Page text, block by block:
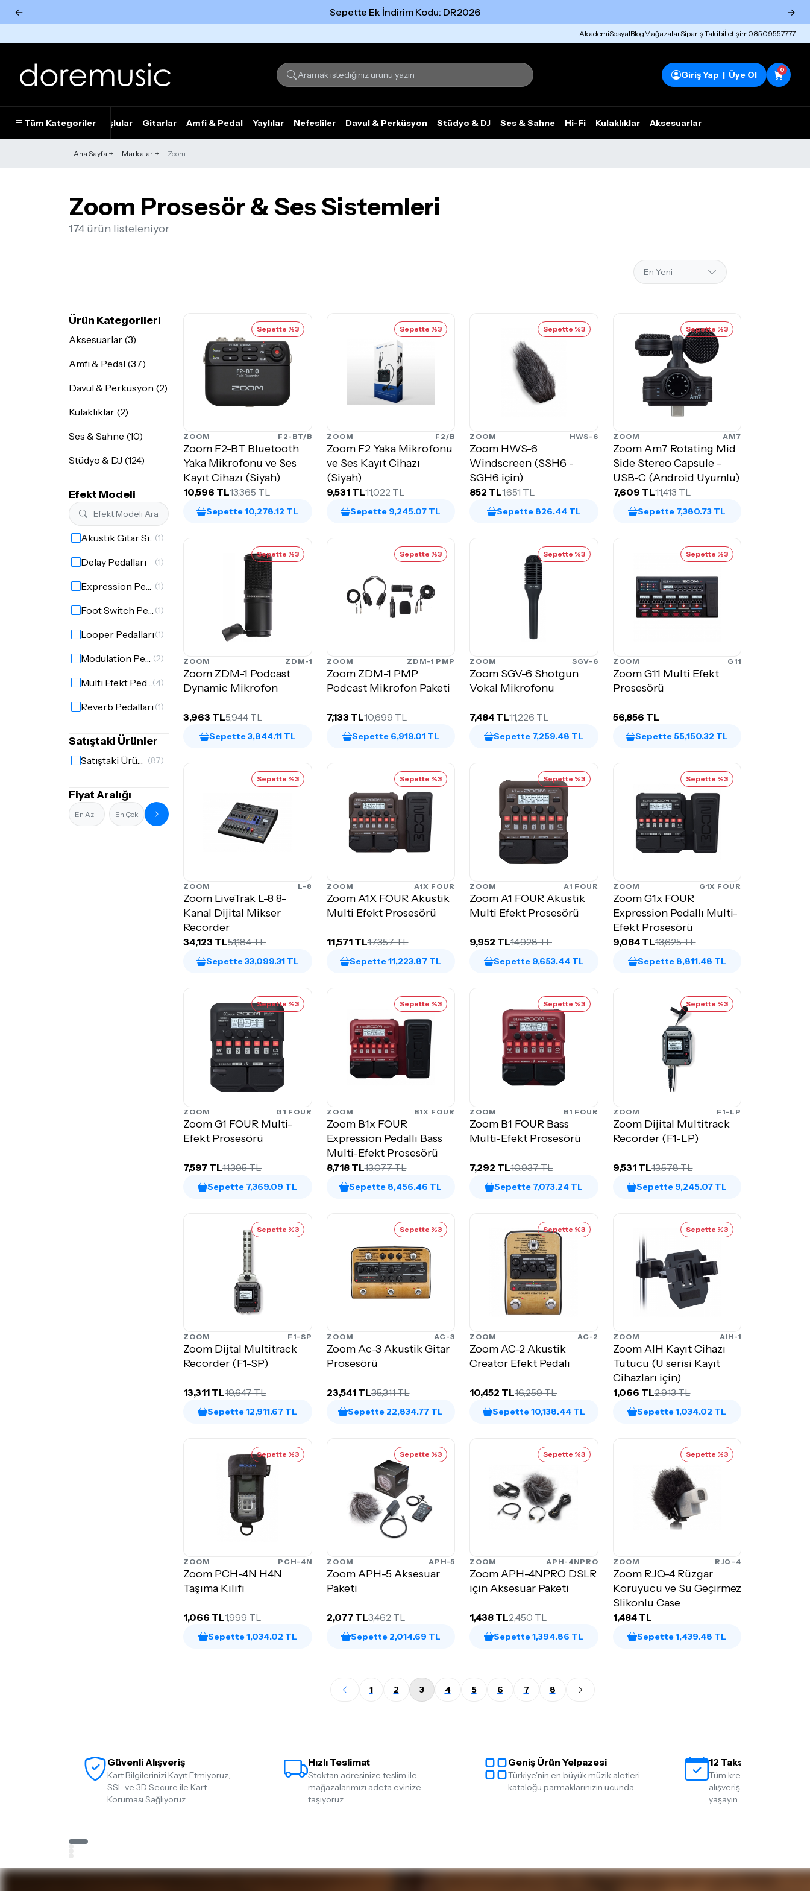
← Sepette Ek İndirim Kodu: DR2026 →
AkademiSosyalBlogMağazalarSipariş Takibiİletişim08509557777
Giriş Yap | Üye Ol 0
Tüm Kategoriler
Piyanolar Tuşlular Gitarlar Amfi & Pedal Yaylılar Nefesliler Davul & Perküsyon Stüdyo & DJ Ses & Sahne Hi-Fi Kulaklıklar Aksesuarlar
Ana Sayfa Markalar Zoom
Zoom Prosesör & Ses Sistemleri
174 ürün listeleniyor
Ürün Kategorileri
Aksesuarlar (3)
Amfi & Pedal (37)
Davul & Perküsyon (2)
Kulaklıklar (2)
Ses & Sahne (10)
Stüdyo & DJ (124)
Efekt Modeli
Akustik Gitar Simülatörü(1)
Delay Pedalları (1)
Expression Pedalları (1)
Foot Switch Pedalları (1)
Looper Pedalları(1)
Modulation Pedalları (2)
Multi Efekt Pedalları(4)
Reverb Pedalları (1)
Satıştaki Ürünler
Satıştaki Ürünler (87)
Fiyat Aralığı
-
Sepette %3
ZOOM F2-BT/B
Zoom F2-BT Bluetooth
Yaka Mikrofonu ve Ses
Kayıt Cihazı (Siyah)
10,596 TL13,365 TL
Sepette 10,278.12 TL
Sepette %3
ZOOM F2/B
Zoom F2 Yaka Mikrofonu
ve Ses Kayıt Cihazı
(Siyah)
9,531 TL11,022 TL
Sepette 9,245.07 TL
Sepette %3
ZOOM HWS-6
Zoom HWS-6
Windscreen (SSH6 -
SGH6 için)
852 TL1,651 TL
Sepette 826.44 TL
Sepette %3
ZOOM AM7
Zoom Am7 Rotating Mid
Side Stereo Capsule -
USB-C (Android Uyumlu)
7,609 TL11,413 TL
Sepette 7,380.73 TL
Sepette %3
ZOOM ZDM-1
Zoom ZDM-1 Podcast
Dynamic Mikrofon
3,963 TL5,944 TL
Sepette 3,844.11 TL
Sepette %3
ZOOM ZDM-1 PMP
Zoom ZDM-1 PMP
Podcast Mikrofon Paketi
7,133 TL10,699 TL
Sepette 6,919.01 TL
Sepette %3
ZOOM SGV-6
Zoom SGV-6 Shotgun
Vokal Mikrofonu
7,484 TL11,226 TL
Sepette 7,259.48 TL
Sepette %3
ZOOM G11
Zoom G11 Multi Efekt
Prosesörü
56,856 TL
Sepette 55,150.32 TL
Sepette %3
ZOOM L-8
Zoom LiveTrak L-8 8-
Kanal Dijital Mikser
Recorder
34,123 TL51,184 TL
Sepette 33,099.31 TL
Sepette %3
ZOOM A1X FOUR
Zoom A1X FOUR Akustik
Multi Efekt Prosesörü
11,571 TL17,357 TL
Sepette 11,223.87 TL
Sepette %3
ZOOM A1 FOUR
Zoom A1 FOUR Akustik
Multi Efekt Prosesörü
9,952 TL14,928 TL
Sepette 9,653.44 TL
Sepette %3
ZOOM G1X FOUR
Zoom G1x FOUR
Expression Pedallı Multi-
Efekt Prosesörü
9,084 TL13,625 TL
Sepette 8,811.48 TL
Sepette %3
ZOOM G1 FOUR
Zoom G1 FOUR Multi-
Efekt Prosesörü
7,597 TL11,395 TL
Sepette 7,369.09 TL
Sepette %3
ZOOM B1X FOUR
Zoom B1x FOUR
Expression Pedallı Bass
Multi-Efekt Prosesörü
8,718 TL13,077 TL
Sepette 8,456.46 TL
Sepette %3
ZOOM B1 FOUR
Zoom B1 FOUR Bass
Multi-Efekt Prosesörü
7,292 TL10,937 TL
Sepette 7,073.24 TL
Sepette %3
ZOOM F1-LP
Zoom Dijital Multitrack
Recorder (F1-LP)
9,531 TL13,578 TL
Sepette 9,245.07 TL
Sepette %3
ZOOM F1-SP
Zoom Dijtal Multitrack
Recorder (F1-SP)
13,311 TL19,647 TL
Sepette 12,911.67 TL
Sepette %3
ZOOM AC-3
Zoom Ac-3 Akustik Gitar
Prosesörü
23,541 TL35,311 TL
Sepette 22,834.77 TL
Sepette %3
ZOOM AC-2
Zoom AC-2 Akustik
Creator Efekt Pedalı
10,452 TL16,259 TL
Sepette 10,138.44 TL
Sepette %3
ZOOM AIH-1
Zoom AIH Kayıt Cihazı
Tutucu (U serisi Kayıt
Cihazları için)
1,066 TL2,913 TL
Sepette 1,034.02 TL
Sepette %3
ZOOM PCH-4N
Zoom PCH-4N H4N
Taşıma Kılıfı
1,066 TL1,999 TL
Sepette 1,034.02 TL
Sepette %3
ZOOM APH-5
Zoom APH-5 Aksesuar
Paketi
2,077 TL3,462 TL
Sepette 2,014.69 TL
Sepette %3
ZOOM APH-4NPRO
Zoom APH-4NPRO DSLR
için Aksesuar Paketi
1,438 TL2,450 TL
Sepette 1,394.86 TL
Sepette %3
ZOOM RJQ-4
Zoom RJQ-4 Rüzgar
Koruyucu ve Su Geçirmez
Slikonlu Case
1,484 TL
Sepette 1,439.48 TL
1 2 3 4 5 6 7 8
Güvenli Alışveriş
Kart Bilgilerinizi Kayıt Etmiyoruz,
SSL ve 3D Secure ile Kart
Koruması Sağlıyoruz
Hızlı Teslimat
Stoktan adresinize teslim ile
mağazalarımızı adeta evinize
taşıyoruz.
Geniş Ürün Yelpazesi
Türkiye'nin en büyük müzik aletleri
kataloğu parmaklarınızın ucunda.
12 Taksit İmkanı
Tüm kredi kartlarına 12
alışveriş yapmanın
yaşayın.
Tümünü Gör Tümünü gör